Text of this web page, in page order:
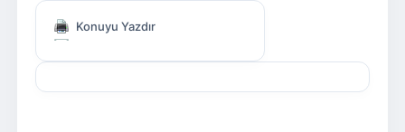
Konuyu Yazdır